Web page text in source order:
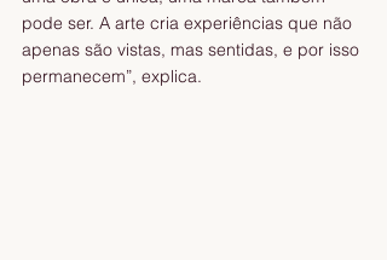
pode ser. A arte cria experiências que não
apenas são vistas, mas sentidas, e por isso
permanecem”, explica.